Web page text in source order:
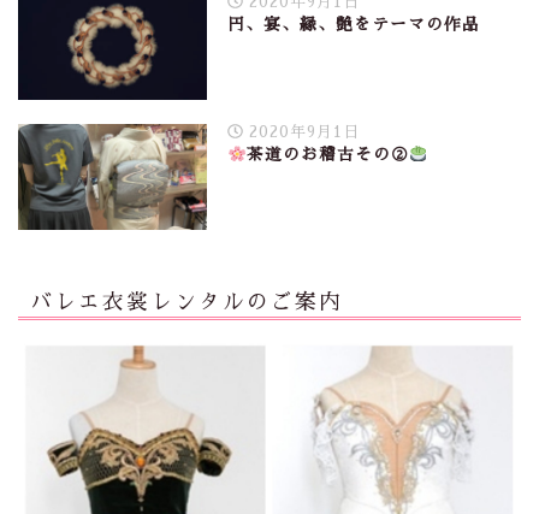
円、宴、縁、艶をテーマの作品
2020年9月1日
茶道のお稽古その②
バレエ衣裳レンタルのご案内